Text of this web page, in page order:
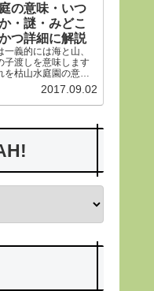
の意味・いつ
・謎・みどこ
つ詳細に解説
一義的には海と山、
子渡しを意味します
を枯山水庭園の意義
します。その後、い
など龍安寺の歴史や
につき紹介申し上げ
2017.09.02